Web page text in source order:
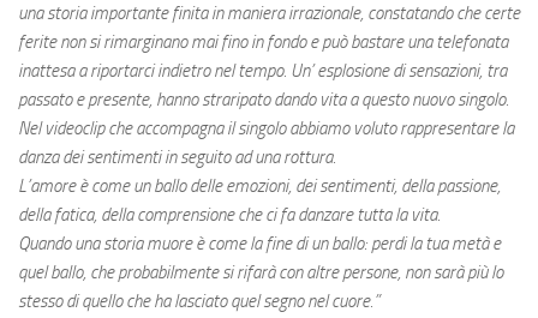
una storia importante finita in maniera irrazionale, constatando che certe
ferite non si rimarginano mai fino in fondo e può bastare una telefonata
inattesa a riportarci indietro nel tempo. Un’ esplosione di sensazioni, tra
passato e presente, hanno straripato dando vita a questo nuovo singolo.
Nel videoclip che accompagna il singolo abbiamo voluto rappresentare la
danza dei sentimenti in seguito ad una rottura.
L’amore è come un ballo delle emozioni, dei sentimenti, della passione,
della fatica, della comprensione che ci fa danzare tutta la vita.
Quando una storia muore è come la fine di un ballo: perdi la tua metà e
quel ballo, che probabilmente si rifarà con altre persone, non sarà più lo
stesso di quello che ha lasciato quel segno nel cuore.”